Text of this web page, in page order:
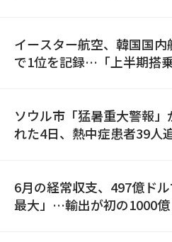
イースター航空、韓国国内
で1位を記録…「上半期搭乗
ソウル市「猛暑重大警報」
れた4日、熱中症患者39人
6月の経常収支、497億ド
最大」…輸出が初の1000